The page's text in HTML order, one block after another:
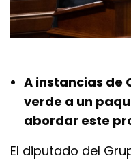
A instancias de
verde a un
abordar este
El diputado del